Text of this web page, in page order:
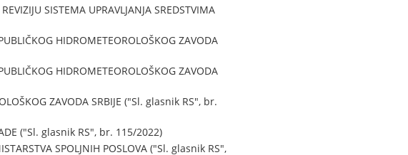
SISTEMA UPRAVLJANJA SREDSTVIMA
HIDROMETEOROLOŠKOG ZAVODA
HIDROMETEOROLOŠKOG ZAVODA
ZAVODA SRBIJE ("Sl. glasnik RS", br.
("Sl. glasnik RS", br. 115/2022)
SPOLJNIH POSLOVA ("Sl. glasnik RS",